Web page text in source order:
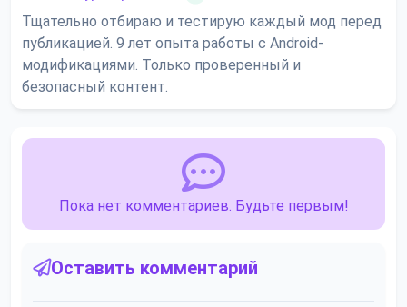
Тщательно отбираю и тестирую каждый мод перед
публикацией. 9 лет опыта работы с Android-
модификациями. Только проверенный и
безопасный контент.
Пока нет комментариев. Будьте первым!
Оставить комментарий